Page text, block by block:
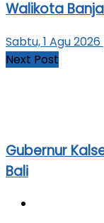
Walikota
Sabtu, 1 Agu 2026
Next Post
Gubernur
Bali